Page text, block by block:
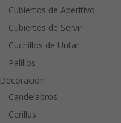
Cubiertos de Aperitivo
Cubiertos de Servir
Cuchillos de Untar
Palillos
Decoración
Candelabros
Cerillas